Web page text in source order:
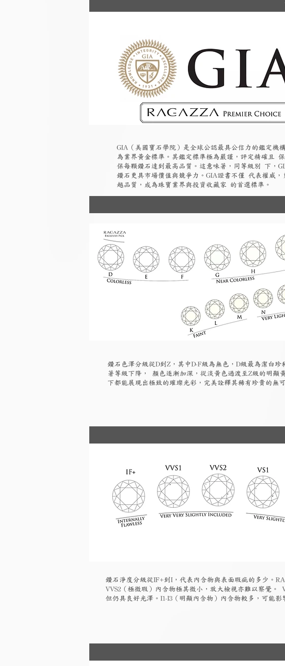
GIA（美國寶石學院）是全球公認最具公信力的鑑定機
為業界黃金標準。其鑑定標準極為嚴謹，評定精確且
保每顆鑽石達到最高品質。這意味著，同等級別 下，
鑽石更具市場價值與競爭力。GIA證書不僅 代表權威，
越品質，成為珠寶業界與投資收藏家 的首選標準。
鑽石色澤分級從D到Z，其中D-F級為無色，D級最為潔白
著等級下降， 顏色逐漸加深，從淡黃色過渡至Z級的明顯
下都能展現出極致的璀璨光彩，完美詮釋其稀有珍貴的無
鑽石淨度分級從IF+到I，代表內含物與表面瑕疵的多少。
VVS2（極微瑕）內含物極其微小，放大檢視亦難以察覺。
但仍具良好光澤。I1-I3（明顯內含物）內含物較多，可能